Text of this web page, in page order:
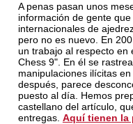
A penas pasan unos
información de gente
internacionales de
pero no es nuevo. En
un trabajo al respecto en
Chess 9". En él se
manipulaciones ilícitas
después, parece
puesto al día. Hemos
castellano del artículo,
entregas. Aquí tienen la